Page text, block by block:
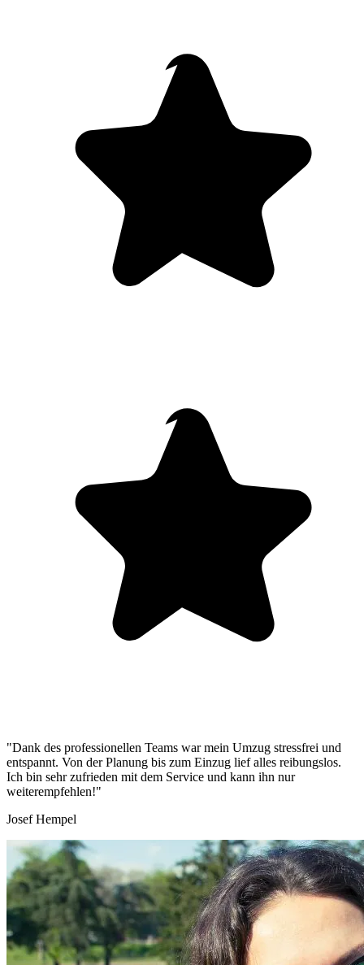
"Dank des professionellen Teams war mein Umzug stressfrei und
entspannt. Von der Planung bis zum Einzug lief alles reibungslos.
Ich bin sehr zufrieden mit dem Service und kann ihn nur
weiterempfehlen!"
Josef Hempel